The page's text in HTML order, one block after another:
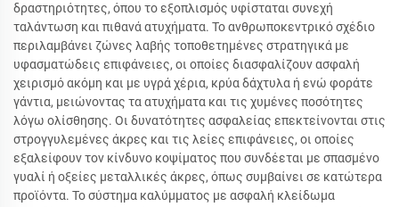
δραστηριότητες, όπου το εξοπλισμός υφίσταται συνεχή
ταλάντωση και πιθανά ατυχήματα. Το ανθρωποκεντρικό σχέδιο
περιλαμβάνει ζώνες λαβής τοποθετημένες στρατηγικά με
υφασματώδεις επιφάνειες, οι οποίες διασφαλίζουν ασφαλή
χειρισμό ακόμη και με υγρά χέρια, κρύα δάχτυλα ή ενώ φοράτε
γάντια, μειώνοντας τα ατυχήματα και τις χυμένες ποσότητες
λόγω ολίσθησης. Οι δυνατότητες ασφαλείας επεκτείνονται στις
στρογγυλεμένες άκρες και τις λείες επιφάνειες, οι οποίες
εξαλείφουν τον κίνδυνο κοψίματος που συνδέεται με σπασμένο
γυαλί ή οξείες μεταλλικές άκρες, όπως συμβαίνει σε κατώτερα
προϊόντα. Το σύστημα καλύμματος με ασφαλή κλείδωμα